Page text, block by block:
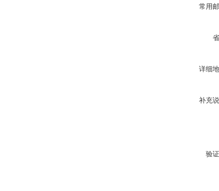
常用
详细
补充
验